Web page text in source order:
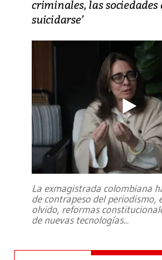
criminales, las sociedades
suicidarse’
La exmagistrada colombiana
de contrapeso del periodismo,
olvido, reformas
de nuevas tecnologías...